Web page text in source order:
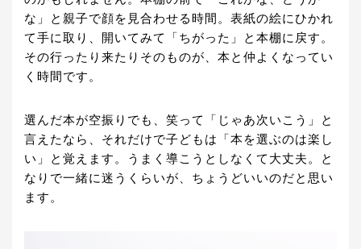
な」と親子で顔を見合わせる時間。表紙の絵にひかれ
て手に取り、開いてみて「ちがった」と本棚に戻す。
その行ったり来たりそのものが、本と仲よくなってい
く時間です。
選んだ本が空振りでも、笑って「じゃあ次いこう」と
言えたなら、それだけで子どもは「本を選ぶのは楽し
い」と覚えます。うまく導こうとしなくて大丈夫。と
なりで一緒に迷うくらいが、ちょうどいいのだと思い
ます。